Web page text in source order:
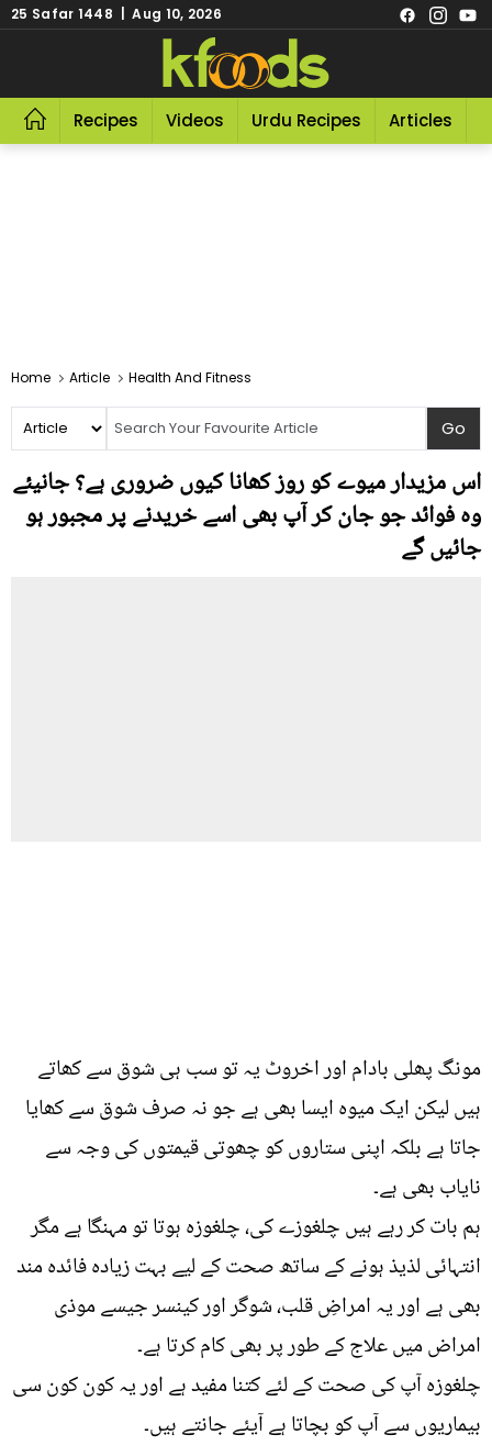
25 Safar 1448 | Aug 10, 2026
Recipes Videos Urdu Recipes Articles
Home Article Health And Fitness
اس مزیدار میوے کو روز کھانا کیوں ضروری ہے؟ جانیئے
وہ فوائد جو جان کر آپ بھی اسے خریدنے پر مجبور ہو
جائیں گے
مونگ پھلی بادام اور اخروٹ یہ تو سب ہی شوق سے کھاتے
ہیں لیکن ایک میوہ ایسا بھی ہے جو نہ صرف شوق سے کھایا
جاتا ہے بلکہ اپنی ستاروں کو چھوتی قیمتوں کی وجہ سے
نایاب بھی ہے۔
ہم بات کر رہے ہیں چلغوزے کی، چلغوزہ ہوتا تو مہنگا ہے مگر
انتہائی لذیذ ہونے کے ساتھ صحت کے لیے بہت زیادہ فائدہ مند
بھی ہے اور یہ امراضِ قلب، شوگر اور کینسر جیسے موذی
امراض میں علاج کے طور پر بھی کام کرتا ہے۔
چلغوزہ آپ کی صحت کے لئے کتنا مفید ہے اور یہ کون کون سی
بیماریوں سے آپ کو بچاتا ہے آیئے جانتے ہیں۔